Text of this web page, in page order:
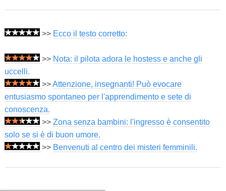
>> Ecco il testo corretto:
>> Nota: il pilota adora le hostess e anche gli
uccelli.
>>Attenzione, insegnanti! Può evocare
entusiasmo spontaneo per l'apprendimento e sete di
conoscenza.
>> Zona senza bambini: l'ingresso è consentito
solo se si è di buon umore.
>> Benvenuti al centro dei misteri femminili.